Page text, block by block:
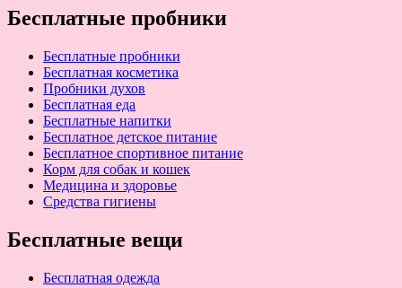
Бесплатные пробники
Бесплатные пробники
Бесплатная косметика
Пробники духов
Бесплатная еда
Бесплатные напитки
Бесплатное детское питание
Бесплатное спортивное питание
Корм для собак и кошек
Медицина и здоровье
Средства гигиены
Бесплатные вещи
Бесплатная одежда